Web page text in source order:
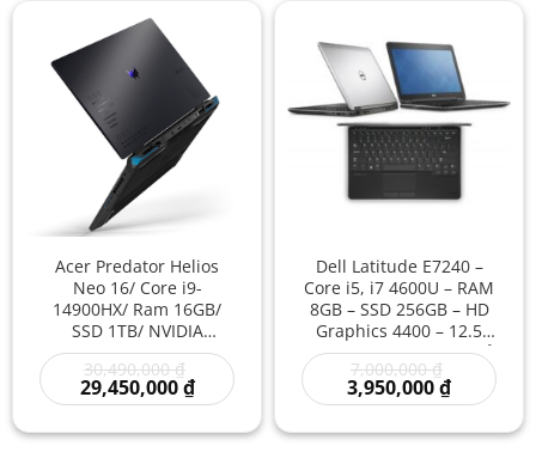
Acer Predator Helios
Neo 16/ Core i9-
14900HX/ Ram 16GB/
SSD 1TB/ NVIDIA
GeForce RTX 4060/
Laptop New Giá Rẻ/
Laptop Mới 100%
30,490,000₫
gốc
là:
30,490,000 ₫.
29,450,000₫Giá
hiện
là:
Dell Latitude E7240 –
Core i5, i7 4600U – RAM
8GB – SSD 256GB – HD
Graphics 4400 – 12.5
inch – Laptop Cũ Giá Rẻ
– Laptop Văn Phòng
Nhỏ Gọn Bền Bỉ –
Dell Ultrabook Mỏng
7,000,000₫
gốc
là:
7,000,000
3,950,000₫Giá
hiện
là: